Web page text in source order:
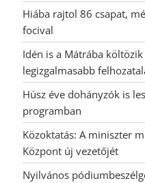
Hiába rajtol 86 csapat,
focival
Idén is a Mátrába
legizgalmasabb
Húsz éve dohányzók is
programban
Közoktatás: A miniszter
Központ új vezetőjét
Nyilvános